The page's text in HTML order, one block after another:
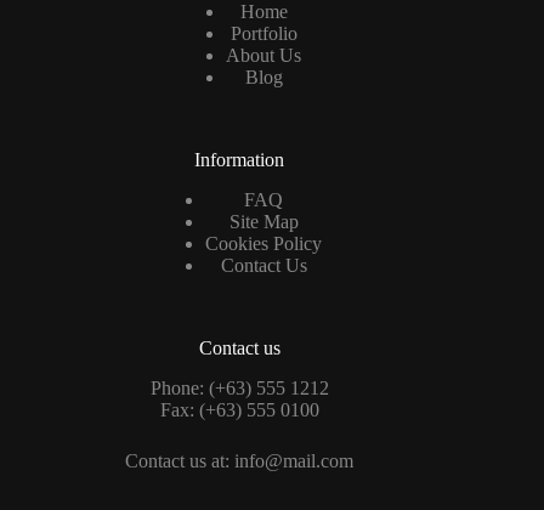
Home
Portfolio
About Us
Blog
Information
FAQ
Site Map
Cookies Policy
Contact Us
Contact us
Phone: (+63) 555 1212
Fax: (+63) 555 0100
Contact us at: info@mail.com